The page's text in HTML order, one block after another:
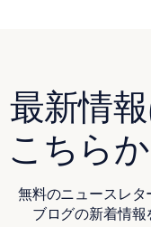
最新情
こちら
無料のニュースレタ
ブログの新着情報